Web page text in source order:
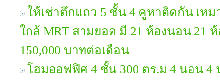
ให้เช่าตึกแถว 5 ชั้น 4 คูหาติดกัน เหม
ใกล้ MRT สามยอด มี 21 ห้องนอน 21
150,000 บาทต่อเดือน
โฮมออฟฟิศ 4 ชั้น 300 ตร.ม 4 นอน